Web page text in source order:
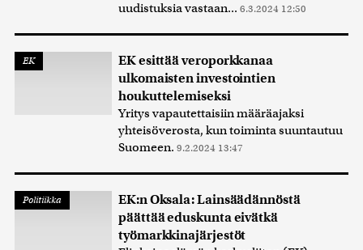
uudistuksia vastaan... 6.3.2024 12:50
EK
EK esittää veroporkkanaa
ulkomaisten investointien
houkuttelemiseksi
Yritys vapautettaisiin määräajaksi
yhteisöverosta, kun toiminta suuntautuu
Suomeen. 9.2.2024 13:47
Politiikka
EK:n Oksala: Lainsäädännöstä
päättää eduskunta eivätkä
työmarkkinajärjestöt